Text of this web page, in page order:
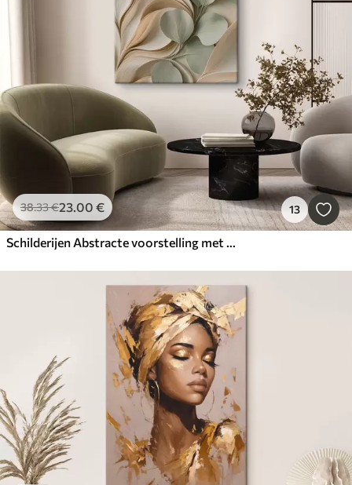
38.33€23.00 € 13
Schilderijen Abstracte voorstelling met een tak met bladeren